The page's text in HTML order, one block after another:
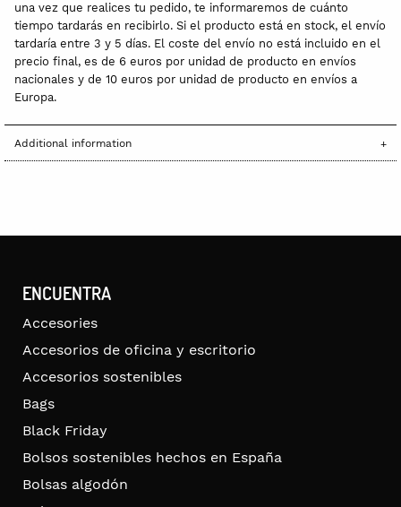
una vez que realices tu pedido, te informaremos de cuánto
tiempo tardarás en recibirlo. Si el producto está en stock, el envío
tardaría entre 3 y 5 días. El coste del envío no está incluido en el
precio final, es de 6 euros por unidad de producto en envíos
nacionales y de 10 euros por unidad de producto en envíos a
Europa.
Additional information
ENCUENTRA
Accesories
Accesorios de oficina y escritorio
Accesorios sostenibles
Bags
Black Friday
Bolsos sostenibles hechos en España
Bolsas algodón